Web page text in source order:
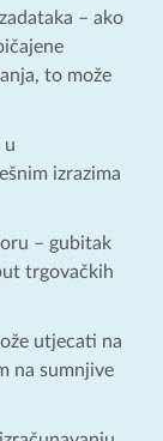
– ako
to može
u
izrazima
– gubitak
trgovačkih
utjecati na
na sumnjive